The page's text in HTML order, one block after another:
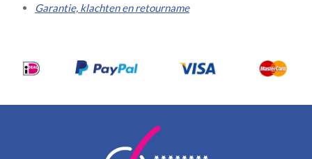
Garantie, klachten en retourname